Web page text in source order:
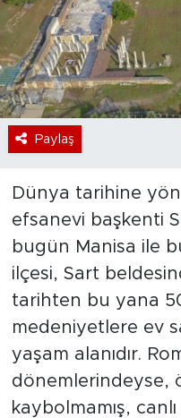
Paylaş
Dünya tarihine
efsanevi başkenti
bugün Manisa ile
ilçesi, Sart
tarihten bu yana
medeniyetlere ev
yaşam alanıdır.
dönemlerindeyse,
kaybolmamış,
Teknoloji
Magazin
Dünya
Sektör